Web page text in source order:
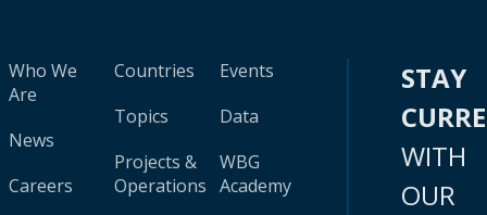
Who We
Are
News
Careers
Countries
Topics
Projects &
Operations
Events
Data
WBG
Academy
STAY
WITH
OUR